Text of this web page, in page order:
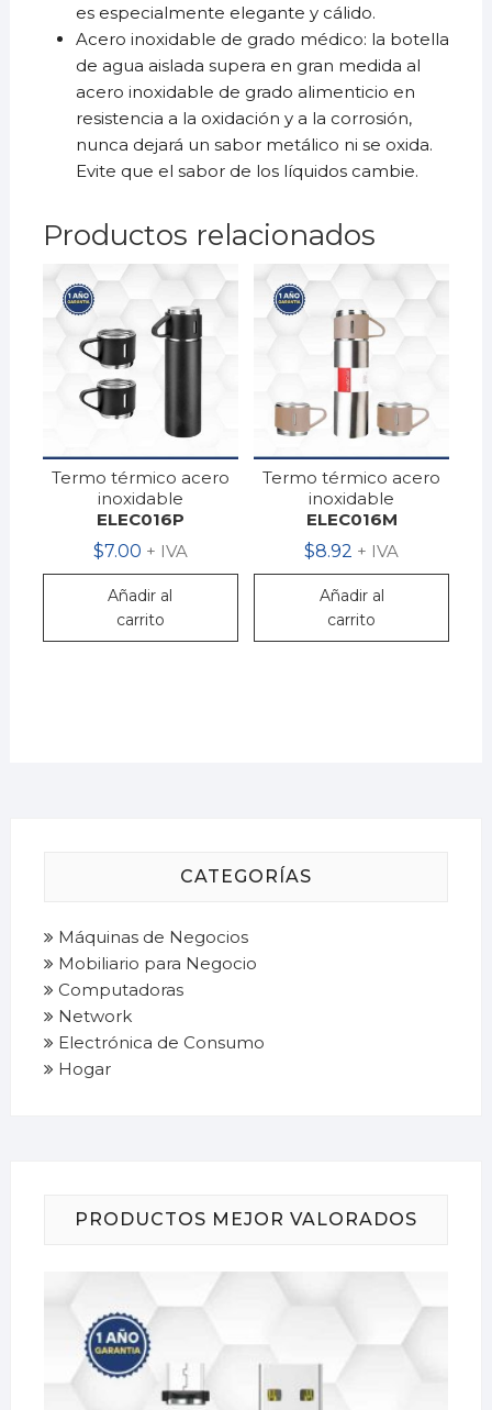
es especialmente elegante y cálido.
Acero inoxidable de grado médico: la botella
de agua aislada supera en gran medida al
acero inoxidable de grado alimenticio en
resistencia a la oxidación y a la corrosión,
nunca dejará un sabor metálico ni se oxida.
Evite que el sabor de los líquidos cambie.
Productos relacionados
Termo térmico acero
inoxidable
ELEC016P
$7.00 + IVA
Añadir al
carrito
Termo térmico acero
inoxidable
ELEC016M
$8.92 + IVA
Añadir al
carrito
CATEGORÍAS
Máquinas de Negocios
Mobiliario para Negocio
Computadoras
Network
Electrónica de Consumo
Hogar
PRODUCTOS MEJOR VALORADOS